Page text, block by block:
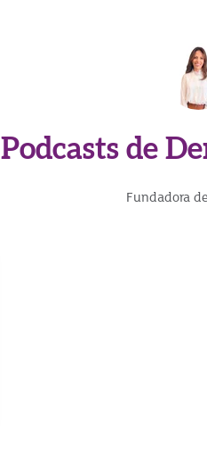
Podcasts de
Fundadora